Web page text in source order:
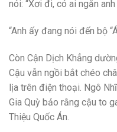
nói: “Xơi đi, có ai ngăn anh
“Anh ấy đang nói đến bộ
Còn Cận Dịch Khẳng
Cậu vẫn ngồi bắt chéo
lịa trên điện thoại. Ngô
Gia Quỳ bảo rằng cậu to
Thiệu Quốc Án.